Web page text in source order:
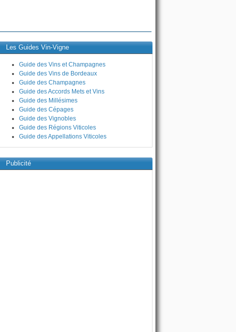
Les Guides Vin-Vigne
Guide des Vins et Champagnes
Guide des Vins de Bordeaux
Guide des Champagnes
Guide des Accords Mets et Vins
Guide des Millésimes
Guide des Cépages
Guide des Vignobles
Guide des Régions Viticoles
Guide des Appellations Viticoles
Publicité